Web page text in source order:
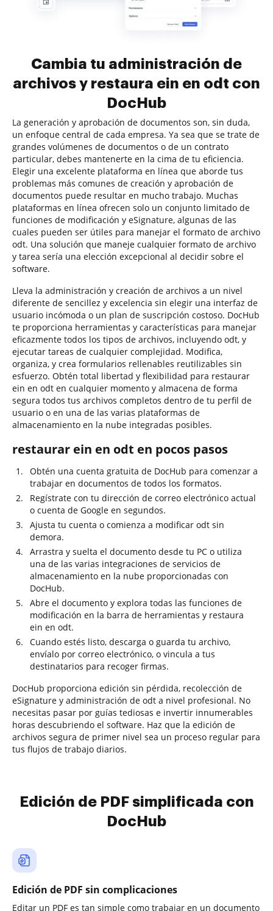
Cambia tu administración de
archivos y restaura ein en odt con
DocHub
La generación y aprobación de documentos son, sin duda,
un enfoque central de cada empresa. Ya sea que se trate de
grandes volúmenes de documentos o de un contrato
particular, debes mantenerte en la cima de tu eficiencia.
Elegir una excelente plataforma en línea que aborde tus
problemas más comunes de creación y aprobación de
documentos puede resultar en mucho trabajo. Muchas
plataformas en línea ofrecen solo un conjunto limitado de
funciones de modificación y eSignature, algunas de las
cuales pueden ser útiles para manejar el formato de archivo
odt. Una solución que maneje cualquier formato de archivo
y tarea sería una elección excepcional al decidir sobre el
software.
Lleva la administración y creación de archivos a un nivel
diferente de sencillez y excelencia sin elegir una interfaz de
usuario incómoda o un plan de suscripción costoso. DocHub
te proporciona herramientas y características para manejar
eficazmente todos los tipos de archivos, incluyendo odt, y
ejecutar tareas de cualquier complejidad. Modifica,
organiza, y crea formularios rellenables reutilizables sin
esfuerzo. Obtén total libertad y flexibilidad para restaurar
ein en odt en cualquier momento y almacena de forma
segura todos tus archivos completos dentro de tu perfil de
usuario o en una de las varias plataformas de
almacenamiento en la nube integradas posibles.
restaurar ein en odt en pocos pasos
Obtén una cuenta gratuita de DocHub para comenzar a
trabajar en documentos de todos los formatos.
Regístrate con tu dirección de correo electrónico actual
o cuenta de Google en segundos.
Ajusta tu cuenta o comienza a modificar odt sin
demora.
Arrastra y suelta el documento desde tu PC o utiliza
una de las varias integraciones de servicios de
almacenamiento en la nube proporcionadas con
DocHub.
Abre el documento y explora todas las funciones de
modificación en la barra de herramientas y restaura
ein en odt.
Cuando estés listo, descarga o guarda tu archivo,
envíalo por correo electrónico, o vincula a tus
destinatarios para recoger firmas.
DocHub proporciona edición sin pérdida, recolección de
eSignature y administración de odt a nivel profesional. No
necesitas pasar por guías tediosas e invertir innumerables
horas descubriendo el software. Haz que la edición de
archivos segura de primer nivel sea un proceso regular para
tus flujos de trabajo diarios.
Edición de PDF simplificada con
DocHub
Edición de PDF sin complicaciones
Editar un PDF es tan simple como trabajar en un documento